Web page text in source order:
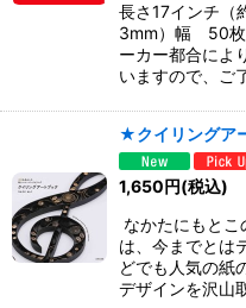
長さ17インチ
3mm）幅 50枚
ーカー都合によ
いますので、ご
★クイリングア
1,650円(税込)
なかたにもと
は、今までとは
どでも人気の紙
デザインを沢山